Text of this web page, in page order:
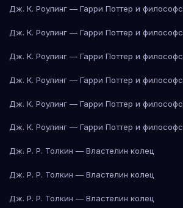
Дж. К. Роулинг — Гарри Поттер и
Дж. К. Роулинг — Гарри Поттер и
Дж. К. Роулинг — Гарри Поттер и
Дж. К. Роулинг — Гарри Поттер и
Дж. К. Роулинг — Гарри Поттер и
Дж. К. Роулинг — Гарри Поттер и
Дж. Р. Р. Толкин — Властелин колец
Дж. Р. Р. Толкин — Властелин колец
Дж. Р. Р. Толкин — Властелин колец